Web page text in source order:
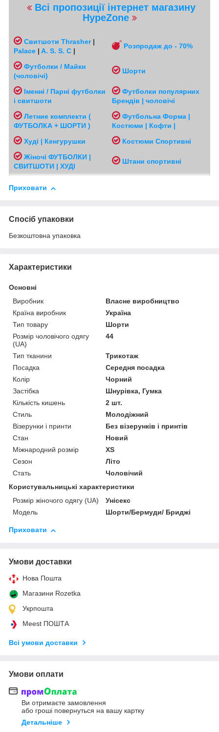
Всі пропозиції інтернет магазину
HypeZone
Свитшоти Thrasher|
Palace | A. S. S. C |
Розпродаж до - 70%
Футболки / Майки
(чоловічі)
Шорти
Іменні / Парні футболки
і свитшоти
Футболки популярних
Брендів | чоловічі
Летние комплекти (
ФУТБОЛКА + ШОРТИ )
Футбольна Форма |
Костюми | Кофти |
Худі | Кенгурушки
Костюми Спортивні
Жіночі ФУТБОЛКИ |
СВИТШОТИ | ХУДІ
Штани спортивні
Приховати
Спосіб упаковки
Безкоштовна упаковка
Характеристики
Основні
Виробник
Власне виробництво
Країна виробник
Україна
Тип товару
Шорти
Розмір чоловічого одягу
(UA)
44
Тип тканини
Трикотаж
Посадка
Середня посадка
Колір
Чорний
Застібка
Шнурівка, Гумка
Кількість кишень
2 шт.
Стиль
Молодіжний
Візерунки і принти
Без візерунків і принтів
Стан
Новий
Міжнародний розмір
XS
Сезон
Літо
Стать
Чоловічий
Користувальницькі характеристики
Розмір жіночого одягу (UA)
Унісекс
Модель
Шорти/Бермуди/ Бриджі
Приховати
Умови доставки
Нова Пошта
Магазини Rozetka
Укрпошта
Meest ПОШТА
Всі умови доставки
Умови оплати
Ви отримаєте замовлення
або гроші повернуться на вашу картку
Детальніше